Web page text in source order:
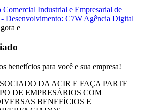
Industrial e Empresarial de
Desenvolvimento: C7W Agência Digital
e
benefícios para você e sua empresa!
DA ACIR E FAÇA PARTE
DE EMPRESÁRIOS COM
BENEFÍCIOS E